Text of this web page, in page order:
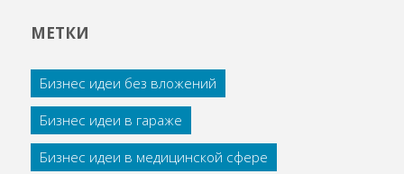
МЕТКИ
Бизнес идеи без вложений
Бизнес идеи в гараже
Бизнес идеи в медицинской сфере